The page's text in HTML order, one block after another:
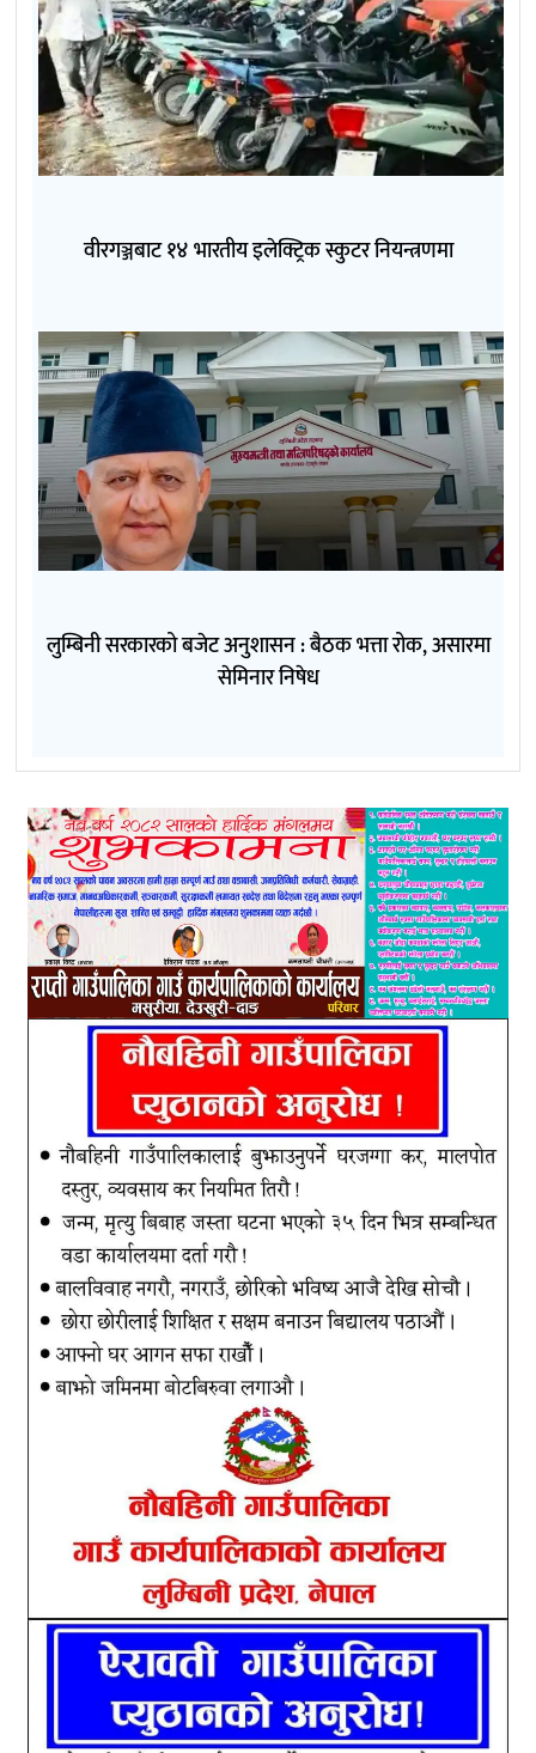
वीरगञ्जबाट १४ भारतीय इलेक्ट्रिक स्कुटर नियन्त्रणमा
लुम्बिनी सरकारको बजेट अनुशासन : बैठक भत्ता रोक, असारमा
सेमिनार निषेध